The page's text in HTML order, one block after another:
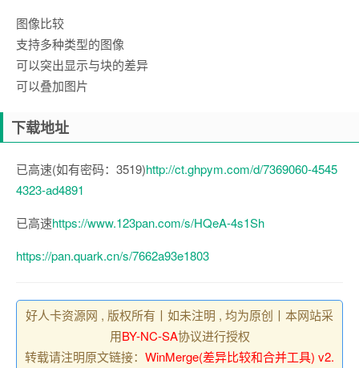
图像比较
支持多种类型的图像
可以突出显示与块的差异
可以叠加图片
下载地址
已高速(如有密码：3519)http://ct.ghpym.com/d/7369060-4545
4323-ad4891
已高速https://www.123pan.com/s/HQeA-4s1Sh
https://pan.quark.cn/s/7662a93e1803
好人卡资源网 , 版权所有丨如未注明 , 均为原创丨本网站采
用BY-NC-SA协议进行授权
转载请注明原文链接： WinMerge(差异比较和合并工具) v2.